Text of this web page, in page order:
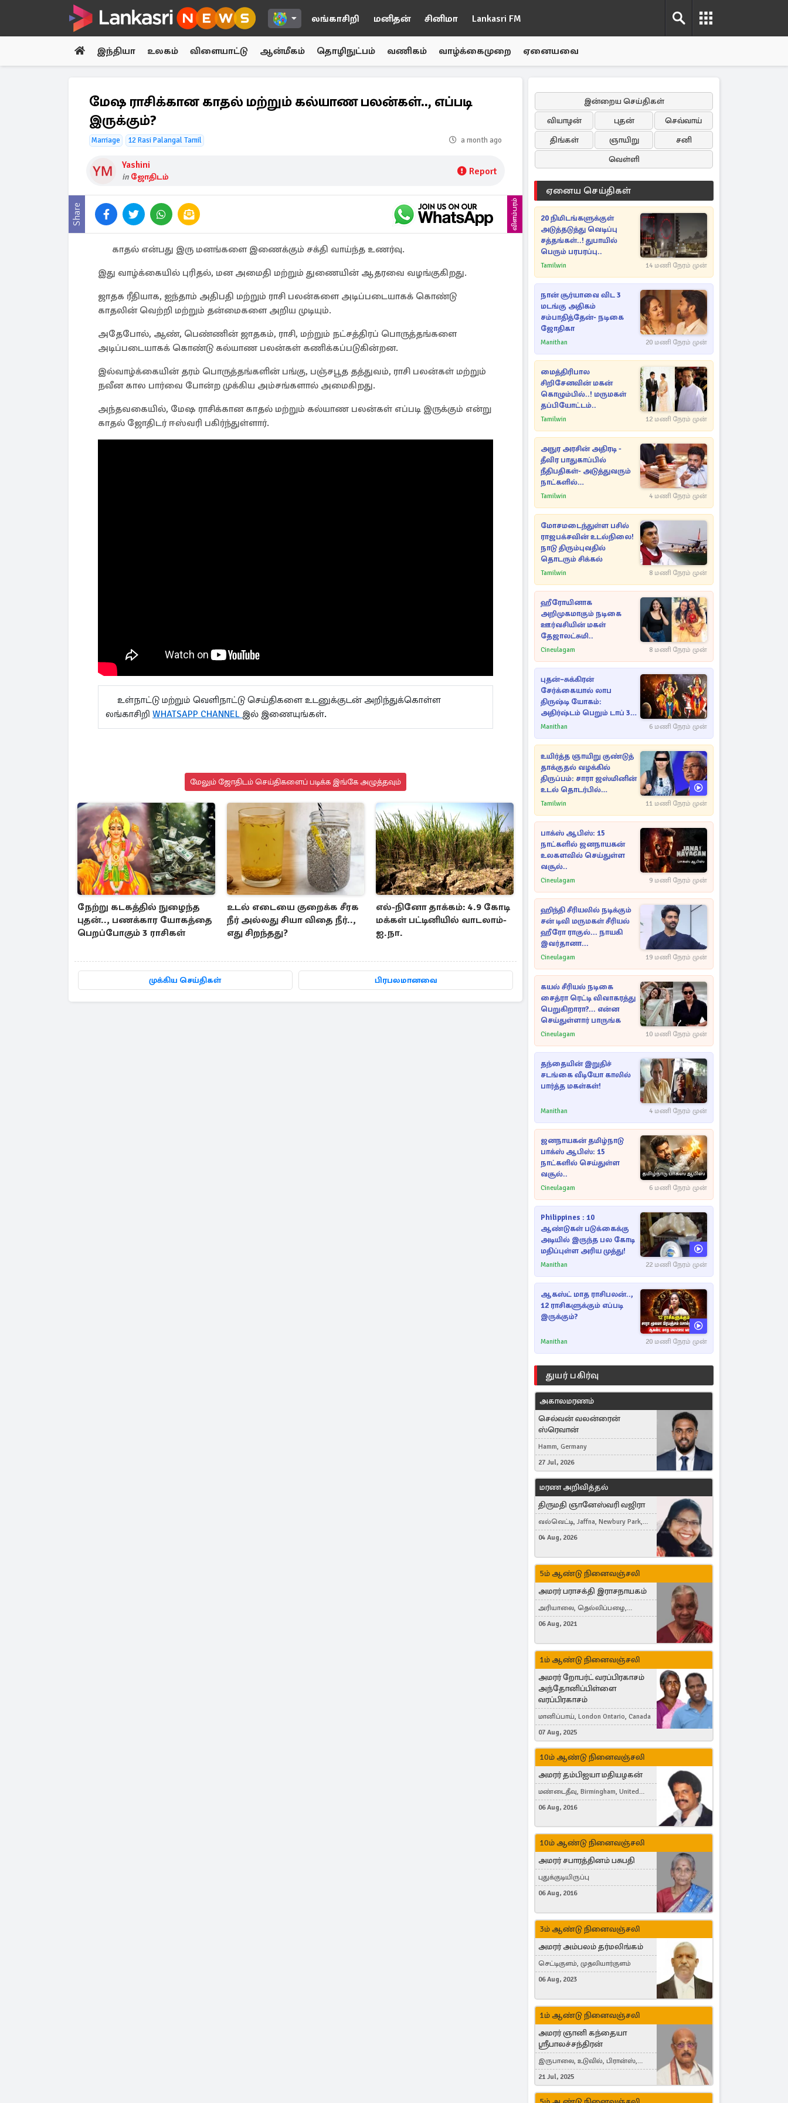
லங்காசிறி மனிதன் சினிமா Lankasri FM
இந்தியா உலகம் விளையாட்டு ஆன்மீகம் தொழிநுட்பம் வணிகம் வாழ்க்கைமுறை ஏனையவை
மேஷ ராசிக்கான காதல் மற்றும் கல்யாண பலன்கள்.., எப்படி
இருக்கும்?
Marriage 12 Rasi Palangal Tamil a month ago
Yashini
in ஜோதிடம் Report
Share விளம்பரம்
காதல் என்பது இரு மனங்களை இணைக்கும் சக்தி வாய்ந்த உணர்வு.
இது வாழ்க்கையில் புரிதல், மன அமைதி மற்றும் துணையின் ஆதரவை வழங்குகிறது.
ஜாதக ரீதியாக, ஐந்தாம் அதிபதி மற்றும் ராசி பலன்களை அடிப்படையாகக் கொண்டு
காதலின் வெற்றி மற்றும் தன்மைகளை அறிய முடியும்.
அதேபோல், ஆண், பெண்ணின் ஜாதகம், ராசி, மற்றும் நட்சத்திரப் பொருத்தங்களை
அடிப்படையாகக் கொண்டு கல்யாண பலன்கள் கணிக்கப்படுகின்றன.
இல்வாழ்க்கையின் தரம் பொருத்தங்களின் பங்கு, பஞ்சபூத தத்துவம், ராசி பலன்கள் மற்றும்
நவீன கால பார்வை போன்ற முக்கிய அம்சங்களால் அமைகிறது.
அந்தவகையில், மேஷ ராசிக்கான காதல் மற்றும் கல்யாண பலன்கள் எப்படி இருக்கும் என்று
காதல் ஜோதிடர் ஈஸ்வரி பகிர்ந்துள்ளார்.
உள்நாட்டு மற்றும் வெளிநாட்டு செய்திகளை உடனுக்குடன் அறிந்துக்கொள்ள
லங்காசிறி WHATSAPP CHANNEL இல் இணையுங்கள்.
மேலும் ஜோதிடம் செய்திகளைப் படிக்க இங்கே அழுத்தவும்
நேற்று கடகத்தில் நுழைந்த
புதன்.., பணக்கார யோகத்தை
பெறப்போகும் 3 ராசிகள்
உடல் எடையை குறைக்க சீரக
நீர் அல்லது சியா விதை நீர்..,
எது சிறந்தது?
எல்-நினோ தாக்கம்: 4.9 கோடி
மக்கள் பட்டினியில் வாடலாம்-
ஐ.நா.
முக்கிய செய்திகள் பிரபலமானவை
இன்றைய செய்திகள்
வியாழன்
புதன்
செவ்வாய்
திங்கள்
ஞாயிறு
சனி
வெள்ளி
ஏனைய செய்திகள்
20 நிமிடங்களுக்குள்
அடுத்தடுத்து வெடிப்பு
சத்தங்கள்..! துபாயில்
பெரும் பரபரப்பு..
Tamilwin 14 மணி நேரம் முன்
நான் சூர்யாவை விட 3
மடங்கு அதிகம்
சம்பாதித்தேன்- நடிகை
ஜோதிகா
Manithan 20 மணி நேரம் முன்
மைத்திரிபால
சிறிசேனவின் மகன்
கொழும்பில்..! மருமகள்
தப்பியோட்டம்..
Tamilwin 12 மணி நேரம் முன்
அநுர அரசின் அதிரடி -
தீவிர பாதுகாப்பில்
நீதிபதிகள்- அடுத்துவரும்
நாட்களில்
அம்பலமாகவுள்ள ரகசியம்
Tamilwin 4 மணி நேரம் முன்
மோசமடைந்துள்ள பசில்
ராஜபக்சவின் உடல்நிலை!
நாடு திரும்புவதில்
தொடரும் சிக்கல்
Tamilwin 8 மணி நேரம் முன்
ஹீரோயினாக
அறிமுகமாகும் நடிகை
ஊர்வசியின் மகள்
தேஜாலட்சுமி..
Cineulagam 8 மணி நேரம் முன்
புதன்–சுக்கிரன்
சேர்க்கையால் லாப
திருஷ்டி யோகம்:
அதிர்ஷ்டம் பெறும் டாப் 3
ராசிகள்!
Manithan 6 மணி நேரம் முன்
உயிர்த்த ஞாயிறு குண்டுத்
தாக்குதல் வழக்கில்
திருப்பம்: சாரா ஜஸ்மினின்
உடல் தொடர்பில்
நீதிமன்றத்தில் வெளியான
Tamilwin 11 மணி நேரம் முன்
பாக்ஸ் ஆபிஸ்: 15
நாட்களில் ஜனநாயகன்
உலகளவில் செய்துள்ள
வசூல்..
Cineulagam 9 மணி நேரம் முன்
ஹிந்தி சீரியலில் நடிக்கும்
சன் டிவி மருமகள் சீரியல்
ஹீரோ ராகுல்... நாயகி
இவர்தானா...
Cineulagam 19 மணி நேரம் முன்
கயல் சீரியல் நடிகை
சைத்ரா ரெட்டி விவாகரத்து
பெறுகிறாரா?... என்ன
செய்துள்ளார் பாருங்க
Cineulagam 10 மணி நேரம் முன்
தந்தையின் இறுதிச்
சடங்கை வீடியோ காலில்
பார்த்த மகள்கள்!
Manithan 4 மணி நேரம் முன்
ஜனநாயகன் தமிழ்நாடு
பாக்ஸ் ஆபிஸ்: 15
நாட்களில் செய்துள்ள
வசூல்..
Cineulagam 6 மணி நேரம் முன்
Philippines : 10
ஆண்டுகள் படுக்கைக்கு
அடியில் இருந்த பல கோடி
மதிப்புள்ள அரிய முத்து!
Manithan 22 மணி நேரம் முன்
ஆகஸ்ட் மாத ராசிபலன்..,
12 ராசிகளுக்கும் எப்படி
இருக்கும்?
Manithan 20 மணி நேரம் முன்
துயர் பகிர்வு
அகாலமரணம்
செல்வன் வலன்ரைன்
ஸ்ரெவான்
Hamm, Germany
27 Jul, 2026
மரண அறிவித்தல்
திருமதி ஞானேஸ்வரி வஜிரா
வல்வெட்டி, Jaffna, Newbury Park,
United Kingdom
04 Aug, 2026
5ம் ஆண்டு நினைவஞ்சலி
அமரர் பராசக்தி இராசநாயகம்
அரியாலை, தெல்லிப்பழை,
Montreal, Canada
06 Aug, 2021
1ம் ஆண்டு நினைவஞ்சலி
அமரர் றோபர்ட் வரப்பிரகாசம்
அந்தோனிப்பிள்ளை
வரப்பிரகாசம்
மானிப்பாய், London Ontario, Canada
07 Aug, 2025
10ம் ஆண்டு நினைவஞ்சலி
அமரர் தம்பிஐயா மதியழகன்
மண்டைதீவு, Birmingham, United
Kingdom
06 Aug, 2016
10ம் ஆண்டு நினைவஞ்சலி
அமரர் சபாரத்தினம் பசுபதி
புதுக்குடியிருப்பு
06 Aug, 2016
3ம் ஆண்டு நினைவஞ்சலி
அமரர் அம்பலம் தர்மலிங்கம்
செட்டிகுளம், முதலியார்குளம்
06 Aug, 2023
1ம் ஆண்டு நினைவஞ்சலி
அமரர் ஞானி கந்தையா
ஸ்ரீபாலச்சந்திரன்
இருபாலை, உடுவில், பிரான்ஸ்,
France
21 Jul, 2025